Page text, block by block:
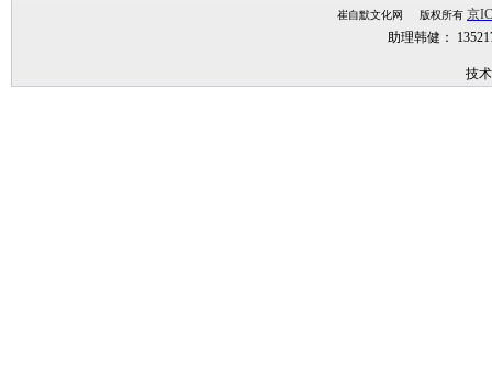
崔自默文化网 版权所有 京
助理韩健：
技